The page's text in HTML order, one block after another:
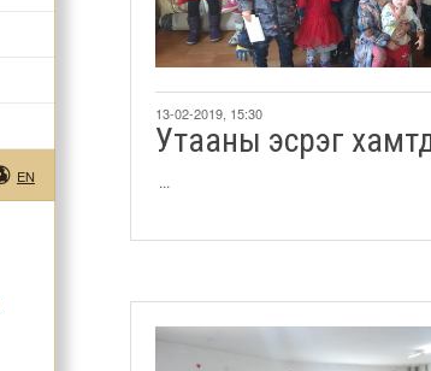
EN
13-02-2019, 15:30
Утааны эсрэг
...